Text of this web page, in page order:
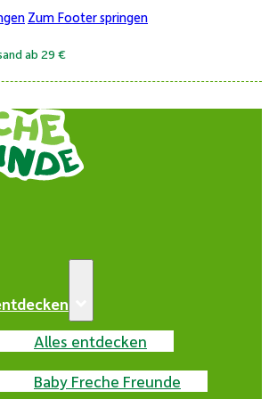
Zum Footer springen
ab 29 €
Alles entdecken
Baby Freche Freunde